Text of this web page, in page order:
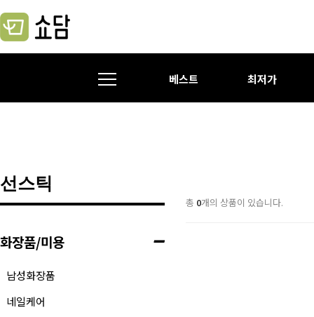
베스트 최저가
선스틱
화장품/미용
남성화장품
네일케어
총 0개의 상품이 있습니다.